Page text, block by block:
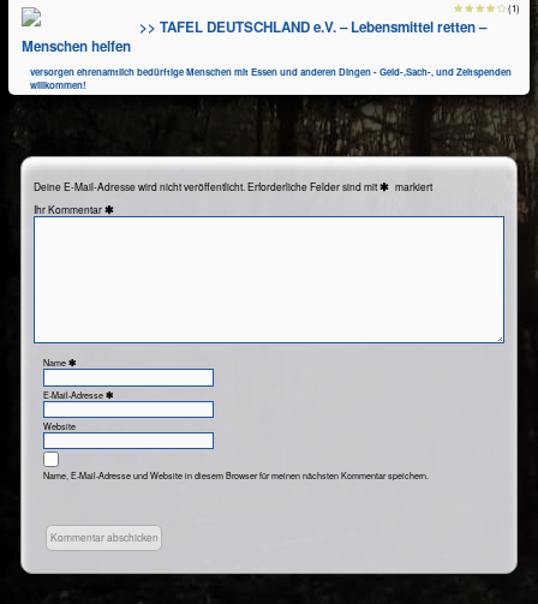
>> TAFEL DEUTSCHLAND e.V. – Lebensmittel retten –
Menschen helfen
versorgen ehrenamtlich bedürftige Menschen mit Essen und anderen Dingen - Geld-,Sach-, und Zeitspenden
willkommen!
(1)
Deine E-Mail-Adresse wird nicht veröffentlicht. Erforderliche Felder sind mit
markiert
Kommentar
Name
E-Mail-Adresse
Website
Name, E-Mail-Adresse und Website in diesem Browser für meinen nächsten Kommentar speichern.